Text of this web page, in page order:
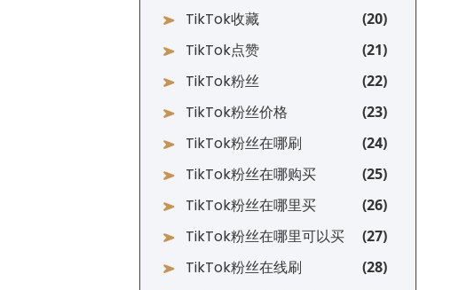
TikTok收藏
TikTok点赞
TikTok粉丝
TikTok粉丝价格
TikTok粉丝在哪刷
TikTok粉丝在哪购买
TikTok粉丝在哪里买
TikTok粉丝在哪里可以买
TikTok粉丝在线刷